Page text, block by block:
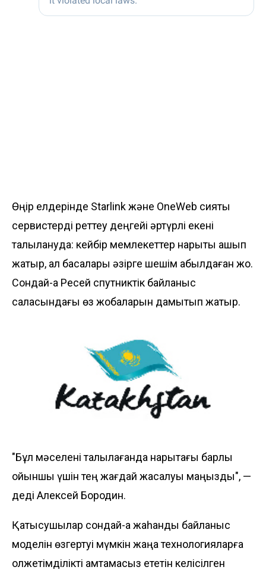
Өңір елдерінде Starlink және OneWeb сияқты
сервистерді реттеу деңгейі әртүрлі екені
талқылануда: кейбір мемлекеттер нарықты ашып
жатыр, ал басқалары әзірге шешім қабылдаған жоқ.
Сондай-ақ Ресей спутниктік байланыс
саласындағы өз жобаларын дамытып жатыр.
"Бұл мәселені талқылағанда нарықтағы барлық
ойыншы үшін тең жағдай жасалуы маңызды", —
деді Алексей Бородин.
Қатысушылар сондай-ақ жаһандық байланыс
моделін өзгертуі мүмкін жаңа технологияларға
қолжетімділікті қамтамасыз ететін келісілген